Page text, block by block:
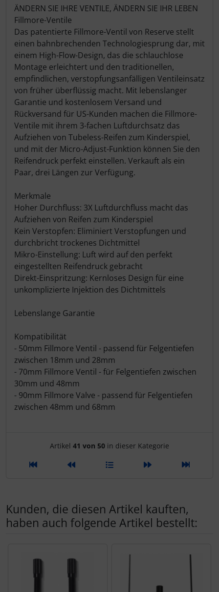
Produktbeschreibung
ÄNDERN SIE IHRE VENTILE, ÄNDERN SIE IHR LEBEN
Fillmore-Ventile
Das patentierte Fillmore-Ventil von Reserve stellt
einen bahnbrechenden Technologiesprung dar, mit
einem High-Flow-Design, das die schlauchlose
Montage erleichtert und den traditionellen,
empfindlichen, verstopfungsanfälligen Ventileinsatz
von früher überflüssig macht. Mit lebenslanger
Garantie und kostenlosem Versand und
Rückversand für US-Kunden machen die Fillmore-
Ventile mit ihrem 3-fachen Luftdurchsatz das
Aufziehen von Tubeless-Reifen zum Kinderspiel,
und mit der Micro-Adjust-Funktion können Sie den
Reifendruck perfekt einstellen. Verkauft als ein
Paar, drei Längen zur Verfügung.
Merkmale
Hoher Durchfluss: 3X Luftdurchfluss macht das
Aufziehen von Reifen zum Kinderspiel
Kein Verstopfen: Eliminiert Verstopfungen und
durchbricht trockenes Dichtmittel
Mikro-Einstellung: Luft wird auf den perfekt
eingestellten Reifendruck gebracht
Direkt-Einspritzung: Kernloses Design für eine
unkomplizierte Injektion des Dichtmittels
Lebenslange Garantie
Kompatibilität
- 50mm Fillmore Ventil - passend für Felgentiefen
zwischen 18mm und 28mm
- 70mm Fillmore Ventil - für Felgentiefen zwischen
30mm und 48mm
- 90mm Fillmore Valve - passend für Felgentiefen
zwischen 48mm und 68mm
Artikelnavigation innerhalb
Artikel 41 von 50 in dieser Kategorie
Kunden, die diesen Artikel kauften,
haben auch folgende Artikel bestellt:
JEDI Sports
K-Edge
KASK
KOO
Lezyne
Lightweight
LOOK
Mavic
MOST
Muc-Off
Nimbl
OAKLEY
OPEN Cycle
Optimize
Pinarello
Pirelli
Quarq
Reserve